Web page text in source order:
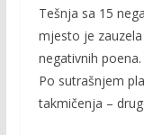
Tešnja sa 15
mjesto je zauzela
negativnih poena.
Po sutrašnjem
takmičenja –